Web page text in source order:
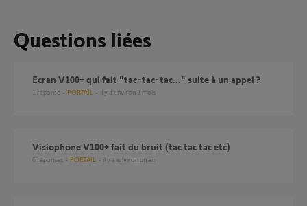
Questions liées
ecran V100+ qui fait "tac-tac-tac..." suite à un appel ?
1 réponse PORTAIL il y a environ 2 mois
Visiophone V100+ fait du bruit (tac tac tac etc)
6 réponses PORTAIL il y a environ un an